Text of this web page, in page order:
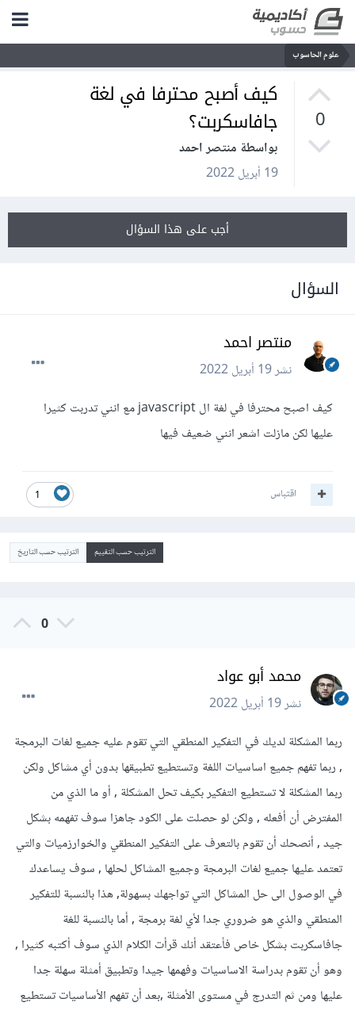
علوم الحاسوب
0
كيف أصبح محترفا في لغة
جافاسكربت؟
بواسطة منتصر احمد
19 أبريل 2022
أجب على هذا السؤال
السؤال
منتصر احمد
نشر19 أبريل 2022
كيف اصبح محترفا في لغة ال javascript مع انني تدربت كثيرا
عليها لكن مازلت اشعر انني ضعيف فيها
1 اقتباس
الترتيب حسب التقييم الترتيب حسب التاريخ
0
محمد أبو عواد
نشر19 أبريل 2022
ربما المشكلة لديك في التفكير المنطقي التي تقوم عليه جميع لغات البرمجة
, ربما تفهم جميع اساسيات اللغة وتستطيع تطبيقها بدون أي مشاكل ولكن
ربما المشكلة لا تستطيع التفكير بكيف تحل المشكلة , أو ما الذي من
المفترض أن أفعله , ولكن لو حصلت على الكود جاهزا سوف تفهمه بشكل
جيد , أنصحك أن تقوم بالتعرف على التفكير المنطقي والخوارزميات والتي
تعتمد عليها جميع لغات البرمجة وجميع المشاكل لحلها , سوف يساعدك
في الوصول الى حل المشاكل التي تواجهك بسهولة, هذا بالنسبة للتفكير
المنطقي والذي هو ضروري جدا لأي لغة برمجة , أما بالنسبة للغة
جافاسكربت بشكل خاص فأعتقد أنك قرأت الكلام الذي سوف أكتبه كثيرا ,
وهو أن تقوم بدراسة الاساسيات وفهمها جيدا وتطبيق أمثلة سهلة جدا
عليها ومن ثم التدرج في مستوى الأمثلة ,بعد أن تفهم الأساسيات تستطيع